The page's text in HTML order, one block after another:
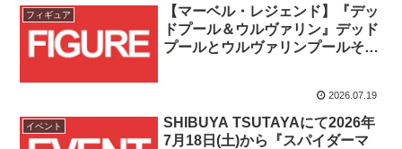
フィギュア
【マーベル・レジェンド】『デッ
ドプール＆ウルヴァリン』デッド
プールとウルヴァリンプールそれ
2026.07.19
イベント
SHIBUYA TSUTAYAにて2026年
7月18日(土)から『スパイダーマ